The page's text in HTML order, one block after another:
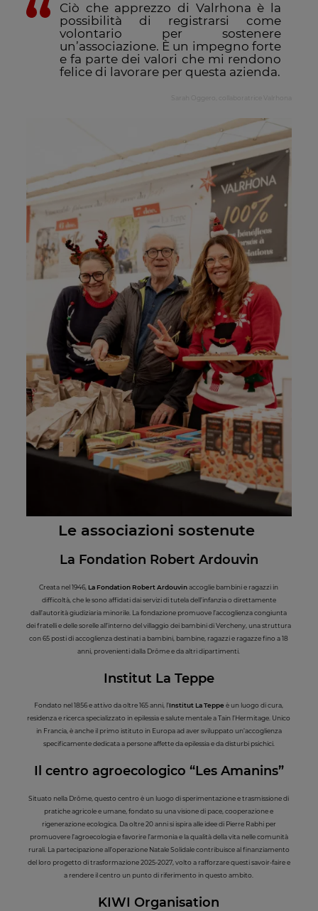
Ciò che apprezzo di Valrhona è la
possibilità di registrarsi come
volontario per sostenere
un’associazione. È un impegno forte
e fa parte dei valori che mi rendono
felice di lavorare per questa azienda.
Le associazioni sostenute
La Fondation Robert Ardouvin
Creata nel 1946, La Fondation Robert Ardouvinaccoglie bambini e ragazzi in
difficoltà, che le sono affidati dai servizi di tutela dell’infanzia o direttamente
dall’autorità giudiziaria minorile. La fondazione promuove l’accoglienza congiunta
dei fratelli e delle sorelle all’interno del villaggio dei bambini di Vercheny, una struttura
con 65 posti di accoglienza destinati a bambini, bambine, ragazzi e ragazze fino a 18
anni, provenienti dalla Drôme e da altri dipartimenti.
Institut La Teppe
Fondato nel 1856 e attivo da oltre 165 anni, l’Institut La Teppeè un luogo di cura,
residenza e ricerca specializzato in epilessia e salute mentale a Tain l’Hermitage. Unico
in Francia, è anche il primo istituto in Europa ad aver sviluppato un’accoglienza
specificamente dedicata a persone affette da epilessia e da disturbi psichici.
Il centro agroecol ogico “Les Amanins”
Situato nella Drôme, questo centro è un luogo di sperimentazione e trasmissione di
pratiche agricole e umane, fondato su una visione di pace, cooperazione e
rigenerazione ecologica. Da oltre 20 anni si ispira alle idee di Pierre Rabhi per
promuovere l’agroecologia e favorire l’armonia e la qualità della vita nelle comunità
rurali. La partecipazione all’operazione Natale Solidale contribuisce al finanziamento
del loro progetto di trasformazione 2025-2027, volto a rafforzare questi savoir-faire e
a rendere il centro un punto di riferimento in questo ambito.
KIWI Organisation